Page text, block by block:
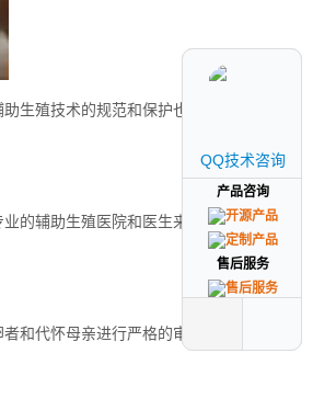
生殖技术的规范和保护也相对完
的辅助生殖医院和医生来进行，
和代怀母亲进行严格的审核和指
QQ技术咨询
产品咨询
售后服务
QQ技术咨询
产品咨询
售后服务